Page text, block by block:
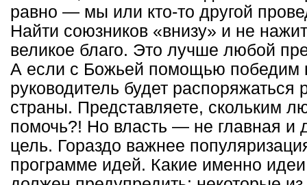
равно — мы или кто-то другой
Найти союзников «внизу» и не
великое благо. Это лучше любой
А если с Божьей помощью победим
руководитель будет распоряжаться
страны. Представляете, скольким
помочь?! Но власть — не главная и
цель. Гораздо важнее
программе идей. Какие именно